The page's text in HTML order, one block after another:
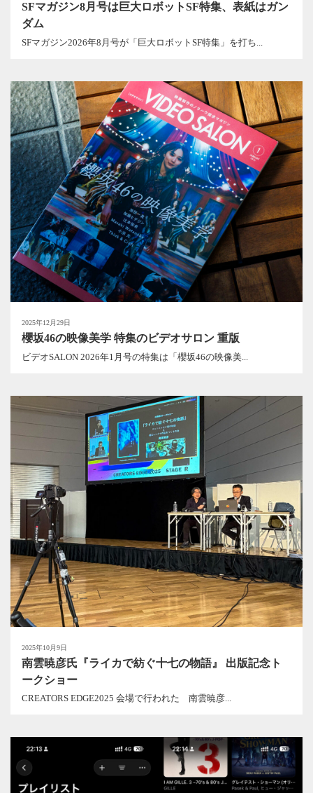
SFマガジン8月号は巨大ロボットSF特集、表紙はガン
ダム
SFマガジン2026年8月号が「巨大ロボットSF特集」を打ち...
2025年12月29日
櫻坂46の映像美学 特集のビデオサロン 重版
ビデオSALON 2026年1月号の特集は「櫻坂46の映像美...
2025年10月9日
南雲暁彦氏『ライカで紡ぐ十七の物語』 出版記念ト
ークショー
CREATORS EDGE2025 会場で行われた 南雲暁彦...